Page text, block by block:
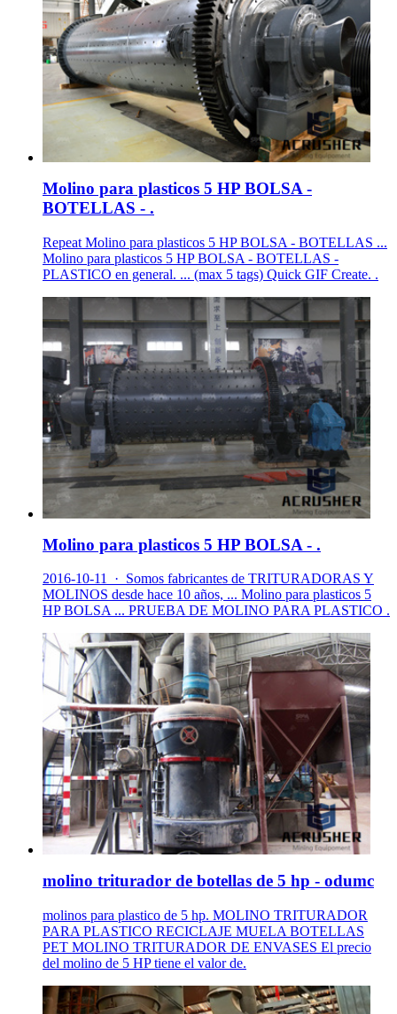
Molino para plasticos 5 HP BOLSA -
BOTELLAS - .
Repeat Molino para plasticos 5 HP BOLSA - BOTELLAS ...
Molino para plasticos 5 HP BOLSA - BOTELLAS -
PLASTICO en general. ... (max 5 tags) Quick GIF Create. .
Molino para plasticos 5 HP BOLSA - .
2016-10-11 · Somos fabricantes de TRITURADORAS Y
MOLINOS desde hace 10 años, ... Molino para plasticos 5
HP BOLSA ... PRUEBA DE MOLINO PARA PLASTICO .
molino triturador de botellas de 5 hp - odumc
molinos para plastico de 5 hp. MOLINO TRITURADOR
PARA PLASTICO RECICLAJE MUELA BOTELLAS
PET MOLINO TRITURADOR DE ENVASES El precio
del molino de 5 HP tiene el valor de.